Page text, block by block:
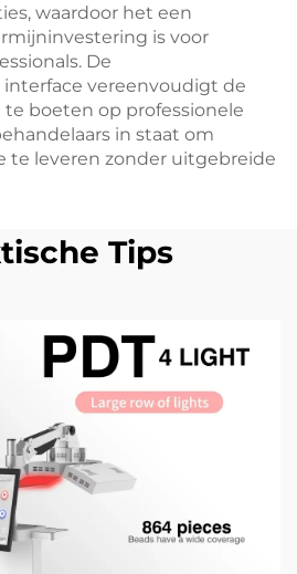
waardoor het een
is voor
De
vereenvoudigt de
boeten op professionele
in staat om
te leveren zonder uitgebreide
Tips